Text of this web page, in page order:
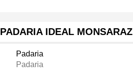
PADARIA IDEAL MONSARAZ
Padaria
Padaria